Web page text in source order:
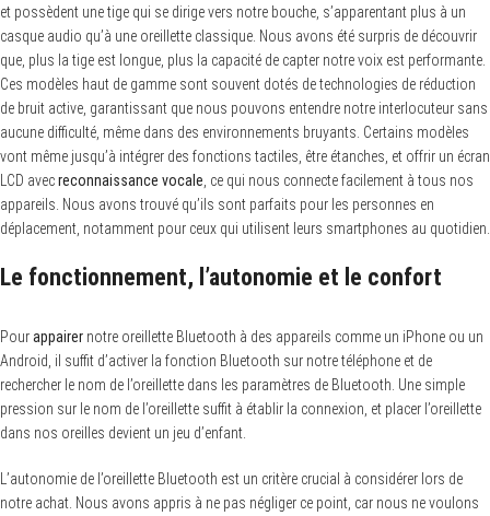
et possèdent une tige qui se dirige vers notre bouche, s’apparentant plus à un
casque audio qu’à une oreillette classique. Nous avons été surpris de découvrir
que, plus la tige est longue, plus la capacité de capter notre voix est performante.
Ces modèles haut de gamme sont souvent dotés de technologies de réduction
de bruit active, garantissant que nous pouvons entendre notre interlocuteur sans
aucune difficulté, même dans des environnements bruyants. Certains modèles
vont même jusqu’à intégrer des fonctions tactiles, être étanches, et offrir un écran
LCD avecreconnaissance vocale , ce qui nous connecte facilement à tous nos
appareils. Nous avons trouvé qu’ils sont parfaits pour les personnes en
déplacement, notamment pour ceux qui utilisent leurs smartphones au quotidien.
Le fonctionnement, l’autonomie et le confort
Pourappairer notre oreillette Bluetooth à des appareils comme un iPhone ou un
Android, il suffit d’activer la fonction Bluetooth sur notre téléphone et de
rechercher le nom de l’oreillette dans les paramètres de Bluetooth. Une simple
pression sur le nom de l’oreillette suffit à établir la connexion, et placer l’oreillette
dans nos oreilles devient un jeu d’enfant.
L’autonomie de l’oreillette Bluetooth est un critère crucial à considérer lors de
notre achat. Nous avons appris à ne pas négliger ce point, car nous ne voulons